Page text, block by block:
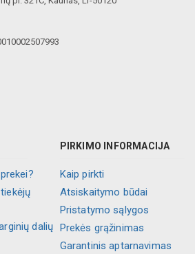
dalių
PIRKIMO INFORMACIJA
Kaip pirkti
Atsiskaitymo būdai
Pristatymo sąlygos
Prekės grąžinimas
Garantinis aptarnavimas